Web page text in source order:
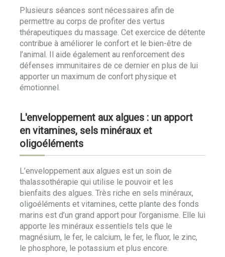
Plusieurs séances sont nécessaires afin de
permettre au corps de profiter des vertus
thérapeutiques du massage. Cet exercice de détente
contribue à améliorer le confort et le bien-être de
l’animal. Il aide également au renforcement des
défenses immunitaires de ce dernier en plus de lui
apporter un maximum de confort physique et
émotionnel.
L'enveloppement aux algues : un apport
en vitamines, sels minéraux et
oligoéléments
L’enveloppement aux algues est un soin de
thalassothérapie qui utilise le pouvoir et les
bienfaits des algues. Très riche en sels minéraux,
oligoéléments et vitamines, cette plante des fonds
marins est d’un grand apport pour l’organisme. Elle lui
apporte les minéraux essentiels tels que le
magnésium, le fer, le calcium, le fer, le fluor, le zinc,
le phosphore, le potassium et plus encore.